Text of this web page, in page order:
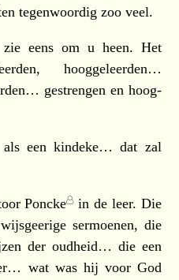
tegenwoordig zoo veel.
eens om u heen. Het
hooggeleerden…
gestrengen en hoog-
een kindeke… dat zal
Poncke in de leer. Die
sermoenen, die
der oudheid… die een
wat was hij voor God